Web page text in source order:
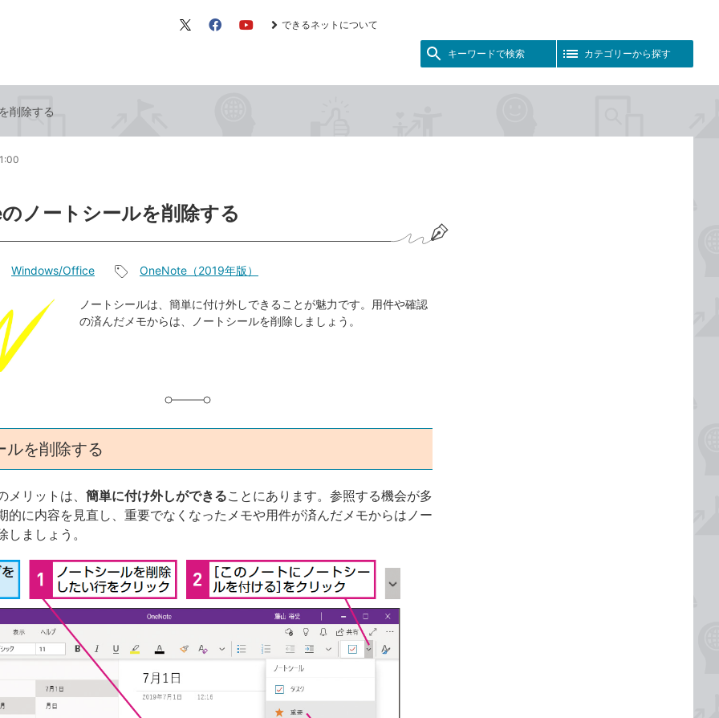
X（旧 FacebookYouTube
できるネットについて
キーワードで検索 カテゴリーから探す
削除する
ノートシールを削除する
Windows/Office
事
タ
OneNote（2019年版）
ノートシールは、簡単に付け外しできることが魅力です。用件や確認
の済んだメモからは、ノートシールを削除しましょう。
ルを削除する
メリットは、 簡単に付け外しができることにあります。参照する機会が多
的に内容を見直し、重要でなくなったメモや用件が済んだメモからはノー
しましょう。